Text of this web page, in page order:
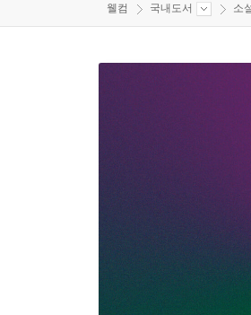
웰컴 국내도서 소